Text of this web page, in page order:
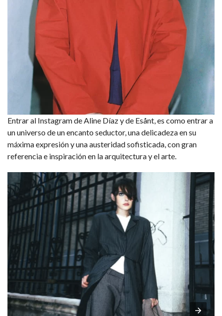
Entrar al Instagram de Aline Díaz y de Esånt, es como entrar a
un universo de un encanto seductor, una delicadeza en su
máxima expresión y una austeridad sofisticada, con gran
referencia e inspiración en la arquitectura y el arte.